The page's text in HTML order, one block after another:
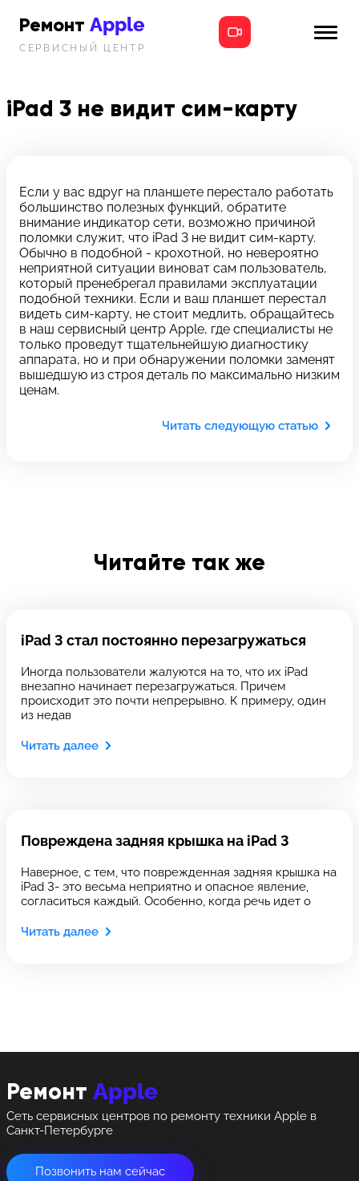
Ремонт Apple
СЕРВИСНЫЙ ЦЕНТР
iPad
Mac mini
Новости
Телефон:
+7 (812) 409-39-75
Адрес:
8 Красноармейская, 18
Режим работы:
c 10:00 до 21:00
iPad 3 не видит сим-карту
Если у вас вдруг на планшете перестало работать
большинство полезных функций, обратите
внимание индикатор сети, возможно причиной
поломки служит, что iPad 3 не видит сим-карту.
Обычно в подобной - крохотной, но невероятно
неприятной ситуации виноват сам пользователь,
который пренебрегал правилами эксплуатации
подобной техники. Если и ваш планшет перестал
видеть сим-карту, не стоит медлить, обращайтесь
в наш сервисный центр Apple, где специалисты не
только проведут тщательнейшую диагностику
аппарата, но и при обнаружении поломки заменят
вышедшую из строя деталь по максимально низким
ценам.
Читать следующую статью
Читайте так же
iPad 3 стал постоянно перезагружаться
Иногда пользователи жалуются на то, что их iPad
внезапно начинает перезагружаться. Причем
происходит это почти непрерывно. К примеру, один
из недав
Читать далее
Повреждена задняя крышка на iPad 3
Наверное, с тем, что поврежденная задняя крышка на
iPad 3- это весьма неприятно и опасное явление,
согласиться каждый. Особенно, когда речь идет о
Читать далее
Ремонт Apple
Сеть сервисных центров по ремонту техники Apple в
Санкт-Петербурге
Позвонить нам сейчас
Отправить
8 Красноармейская, 18
+7 (812) 409-39-75
8 Красноармейская, 18
Заполните все необходимые поля
Введите телефон
Оставить свой отзыв